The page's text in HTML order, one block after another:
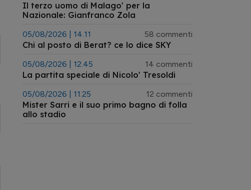
Il terzo uomo di Malago' per la
Nazionale: Gianfranco Zola
05/08/2026 | 14.11 58 commenti
Chi al posto di Berat? ce lo dice SKY
05/08/2026 | 12.45 14 commenti
La partita speciale di Nicolo' Tresoldi
05/08/2026 | 11.25 12 commenti
Mister Sarri e il suo primo bagno di folla
allo stadio